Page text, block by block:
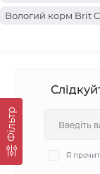
Фiльтр
Вологий корм Brit
Вологий корм
Я